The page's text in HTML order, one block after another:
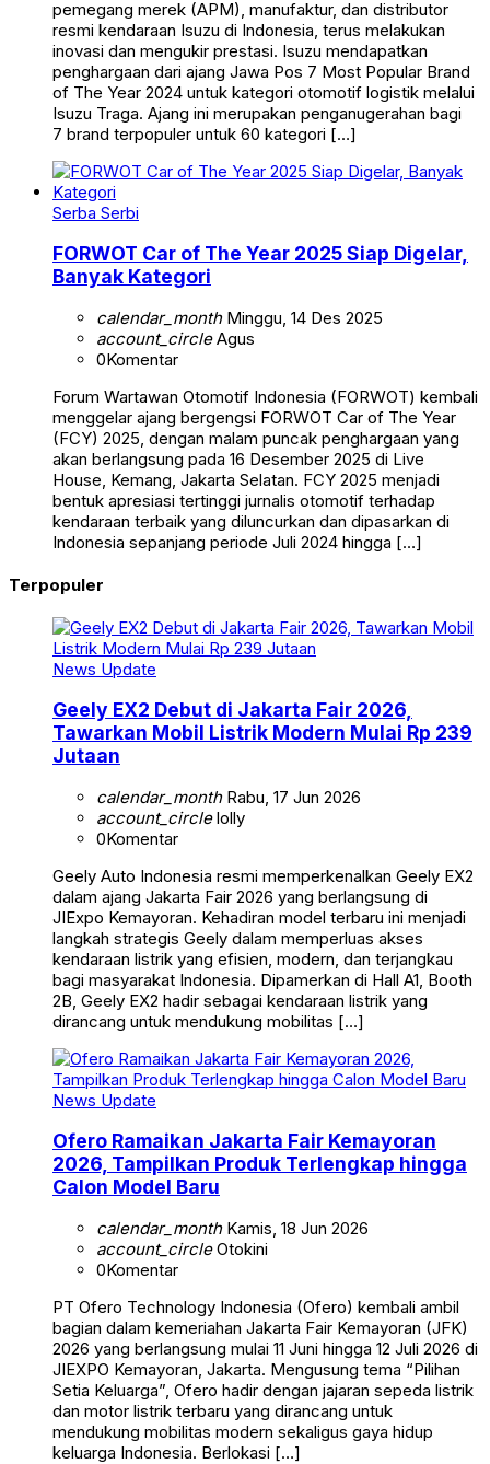
pemegang merek (APM), manufaktur, dan distributor
resmi kendaraan Isuzu di Indonesia, terus melakukan
inovasi dan mengukir prestasi. Isuzu mendapatkan
penghargaan dari ajang Jawa Pos 7 Most Popular Brand
of The Year 2024 untuk kategori otomotif logistik melalui
Isuzu Traga. Ajang ini merupakan penganugerahan bagi
7 brand terpopuler untuk 60 kategori […]
Serba Serbi
FORWOT Car of The Year 2025 Siap Digelar,
Banyak Kategori
calendar_monthMinggu, 14 Des 2025
account_circleAgus
0Komentar
Forum Wartawan Otomotif Indonesia (FORWOT) kembali
menggelar ajang bergengsi FORWOT Car of The Year
(FCY) 2025, dengan malam puncak penghargaan yang
akan berlangsung pada 16 Desember 2025 di Live
House, Kemang, Jakarta Selatan. FCY 2025 menjadi
bentuk apresiasi tertinggi jurnalis otomotif terhadap
kendaraan terbaik yang diluncurkan dan dipasarkan di
Indonesia sepanjang periode Juli 2024 hingga […]
Terpopuler
News Update
Geely EX2 Debut di Jakarta Fair 2026,
Tawarkan Mobil Listrik Modern Mulai Rp 239
Jutaan
calendar_monthRabu, 17 Jun 2026
account_circlelolly
0Komentar
Geely Auto Indonesia resmi memperkenalkan Geely EX2
dalam ajang Jakarta Fair 2026 yang berlangsung di
JIExpo Kemayoran. Kehadiran model terbaru ini menjadi
langkah strategis Geely dalam memperluas akses
kendaraan listrik yang efisien, modern, dan terjangkau
bagi masyarakat Indonesia. Dipamerkan di Hall A1, Booth
2B, Geely EX2 hadir sebagai kendaraan listrik yang
dirancang untuk mendukung mobilitas […]
News Update
Ofero Ramaikan Jakarta Fair Kemayoran
2026, Tampilkan Produk Terlengkap hingga
Calon Model Baru
calendar_monthKamis, 18 Jun 2026
account_circleOtokini
0Komentar
PT Ofero Technology Indonesia (Ofero) kembali ambil
bagian dalam kemeriahan Jakarta Fair Kemayoran (JFK)
2026 yang berlangsung mulai 11 Juni hingga 12 Juli 2026 di
JIEXPO Kemayoran, Jakarta. Mengusung tema “Pilihan
Setia Keluarga”, Ofero hadir dengan jajaran sepeda listrik
dan motor listrik terbaru yang dirancang untuk
mendukung mobilitas modern sekaligus gaya hidup
keluarga Indonesia. Berlokasi […]